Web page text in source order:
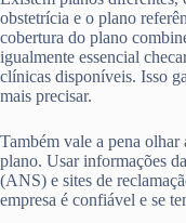
obstetrícia e o plano
cobertura do plano
igualmente essencial
clínicas disponíveis. Isso
mais precisar.
Também vale a pena olhar
plano. Usar informações
(ANS) e sites de
empresa é confiável e se